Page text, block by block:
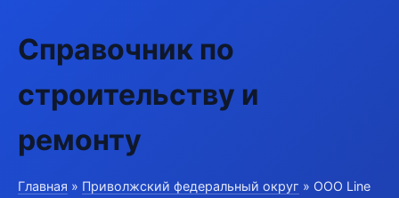
Справочник по
строительству и
ремонту
Главная » Приволжский федеральный округ » ООО Line